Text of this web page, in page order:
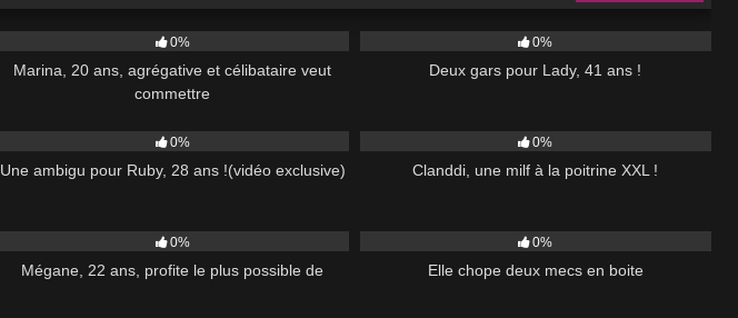
0%
Marina, 20 ans, agrégative et célibataire veut
commettre
0%
Deux gars pour Lady, 41 ans !
0%
Une ambigu pour Ruby, 28 ans !(vidéo exclusive)
0%
Clanddi, une milf à la poitrine XXL !
0%
Mégane, 22 ans, profite le plus possible de
0%
Elle chope deux mecs en boite